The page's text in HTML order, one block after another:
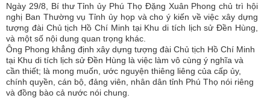
Ngày 29/8, Bí thư Tỉnh ủy Phú Thọ Đặng Xuân Phong chủ trì hội
nghị Ban Thường vụ Tỉnh ủy họp và cho ý kiến về việc xây dựng
tượng đài Chủ tịch Hồ Chí Minh tại Khu di tích lịch sử Đền Hùng,
và một số nội dung quan trọng khác.
Ông Phong khẳng định xây dựng tượng đài Chủ tịch Hồ Chí Minh
tại Khu di tích lịch sử Đền Hùng là việc làm vô cùng ý nghĩa và
cần thiết; là mong muốn, ước nguyện thiêng liêng của cấp ủy,
chính quyền, cán bộ, đảng viên, nhân dân tỉnh Phú Thọ nói riêng
và đồng bào cả nước nói chung.